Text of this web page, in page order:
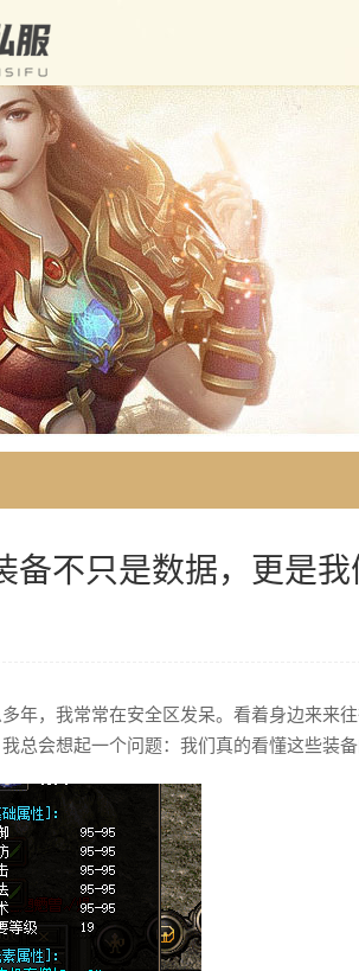
备不只是数据，更是
年，我常常在安全区发呆。看着身边来来
总会想起一个问题：我们真的看懂这些装备